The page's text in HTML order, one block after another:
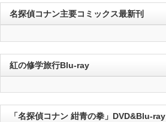
名探偵コナン主要コミックス最新刊
紅の修学旅行Blu-ray
「名探偵コナン 紺青の拳」DVD&Blu-ray